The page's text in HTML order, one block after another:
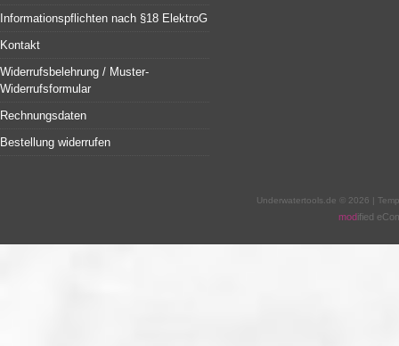
Informationspflichten nach §18 ElektroG
Kontakt
Widerrufsbelehrung / Muster-
Widerrufsformular
Rechnungsdaten
Bestellung widerrufen
Underwatertools.de © 2026 |
modified